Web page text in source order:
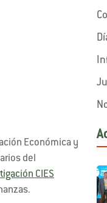
Económica y
del
CIES